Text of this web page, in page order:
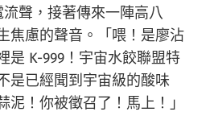
聲，接著傳來一陣高八
焦慮的聲音。「喂！是廖沾
是 K-999！宇宙水餃聯盟特
是已經聞到宇宙級的酸味
泥！你被徵召了！馬上！」